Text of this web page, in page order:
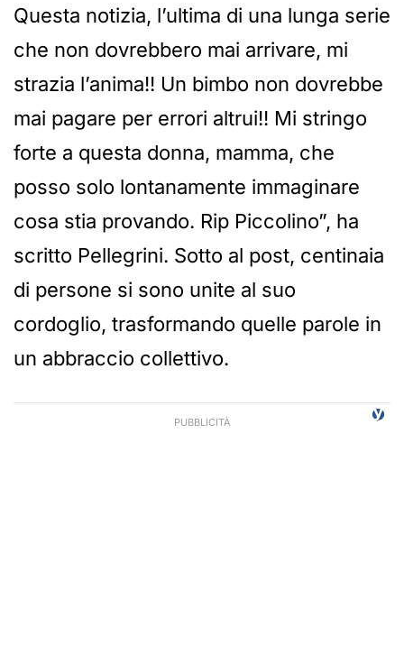
Questa notizia, l’ultima di una lunga serie
che non dovrebbero mai arrivare, mi
strazia l’anima!! Un bimbo non dovrebbe
mai pagare per errori altrui!! Mi stringo
forte a questa donna, mamma, che
posso solo lontanamente immaginare
cosa stia provando. Rip Piccolino”, ha
scritto Pellegrini. Sotto al post, centinaia
di persone si sono unite al suo
cordoglio, trasformando quelle parole in
un abbraccio collettivo.